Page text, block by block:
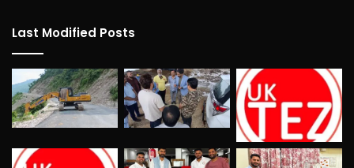
Last Modified Posts